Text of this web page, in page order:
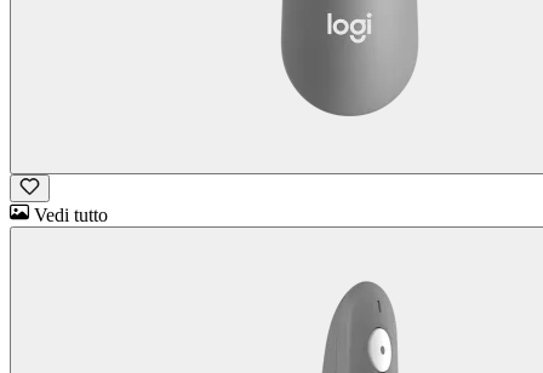
Vedi tutto